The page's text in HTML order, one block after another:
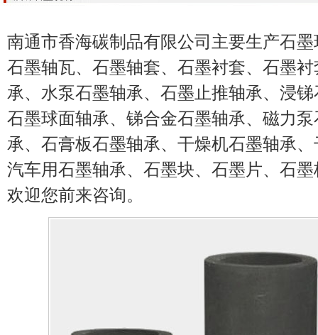
南通市香海碳制品有限公司主要生产石
石墨轴瓦、石墨轴套、石墨衬套、石墨
承、水泵石墨轴承、石墨止推轴承、浸
石墨球面轴承、锑合金石墨轴承、磁力
承、石膏板石墨轴承、干燥机石墨轴承
汽车用石墨轴承、石墨块、石墨片、石
欢迎您前来咨询。